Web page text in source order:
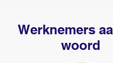
Werknemers
woord